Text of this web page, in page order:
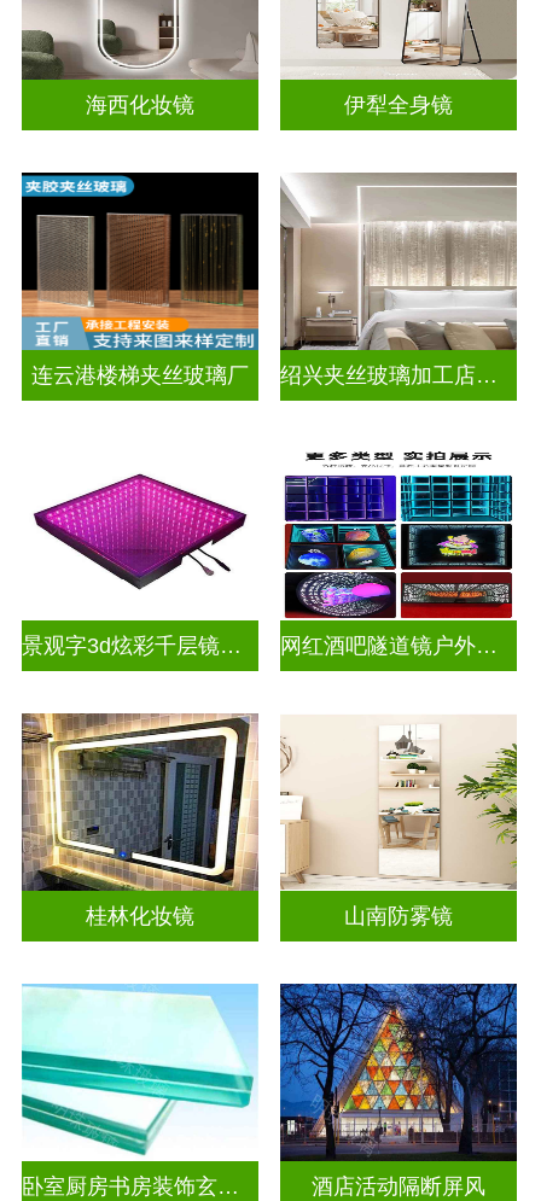
海西化妆镜 伊犁全身镜
连云港楼梯夹丝玻璃厂 绍兴夹丝玻璃加工店电话
景观字3d炫彩千层镜深渊镜 网红酒吧隧道镜户外门头招牌深渊镜
桂林化妆镜 山南防雾镜
卧室厨房书房装饰玄关隔断 酒店活动隔断屏风